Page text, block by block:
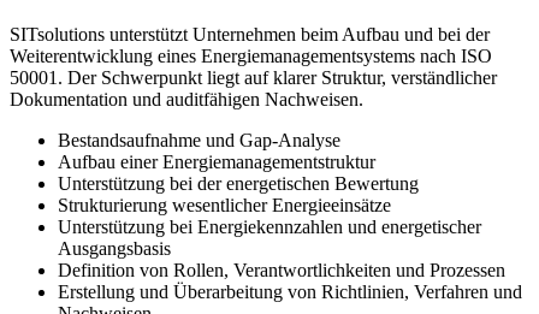
SITsolutions unterstützt Unternehmen beim Aufbau und bei der
Weiterentwicklung eines Energiemanagementsystems nach ISO
50001. Der Schwerpunkt liegt auf klarer Struktur, verständlicher
Dokumentation und auditfähigen Nachweisen.
Bestandsaufnahme und Gap-Analyse
Aufbau einer Energiemanagementstruktur
Unterstützung bei der energetischen Bewertung
Strukturierung wesentlicher Energieeinsätze
Unterstützung bei Energiekennzahlen und energetischer
Ausgangsbasis
Definition von Rollen, Verantwortlichkeiten und Prozessen
Erstellung und Überarbeitung von Richtlinien, Verfahren und